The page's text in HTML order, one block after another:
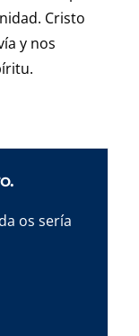
Cristo
y nos
os sería